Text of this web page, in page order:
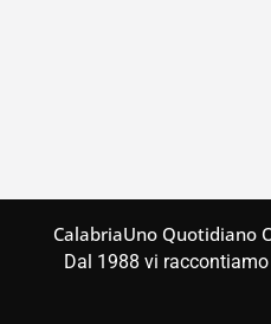
CalabriaUno Quotidiano
Dal 1988 vi